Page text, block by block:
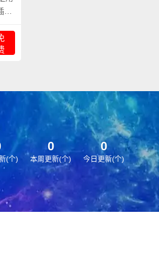
件
，
(个)
0
本周更新(个)
0
今日更新(个)